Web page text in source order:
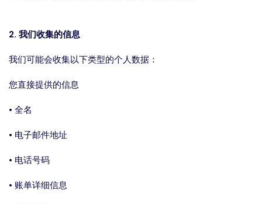
2. 我们收集的信息
我们可能会收集以下类型的个人数据：
您直接提供的信息
• 全名
• 电子邮件地址
• 电话号码
• 账单详细信息